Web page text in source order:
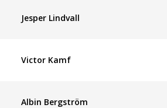
Jesper Lindvall
Victor Kamf
Albin Bergström